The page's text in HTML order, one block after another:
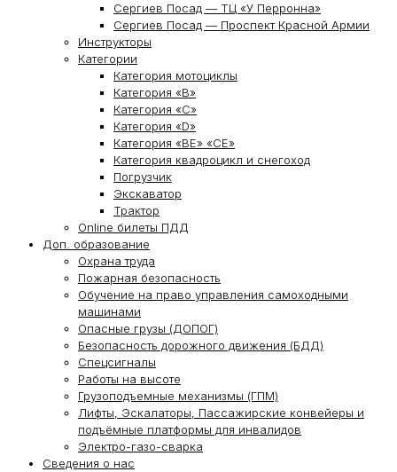
Сергиев Посад — ТЦ «У Перронна»
Сергиев Посад — Проспект Красной Армии
Инструкторы
Категории
Категория мотоциклы
Категория «В»
Категория «С»
Категория «D»
Категория «ВЕ» «СЕ»
Категория квадроцикл и снегоход
Погрузчик
Экскаватор
Трактор
Online билеты ПДД
Доп. образование
Охрана труда
Пожарная безопасность
Обучение на право управления самоходными
машинами
Опасные грузы (ДОПОГ)
Безопасность дорожного движения (БДД)
Спецсигналы
Работы на высоте
Грузоподъемные механизмы (ГПМ)
Лифты, Эскалаторы, Пассажирские конвейеры и
подъёмные платформы для инвалидов
Электро-газо-сварка
Сведения о нас